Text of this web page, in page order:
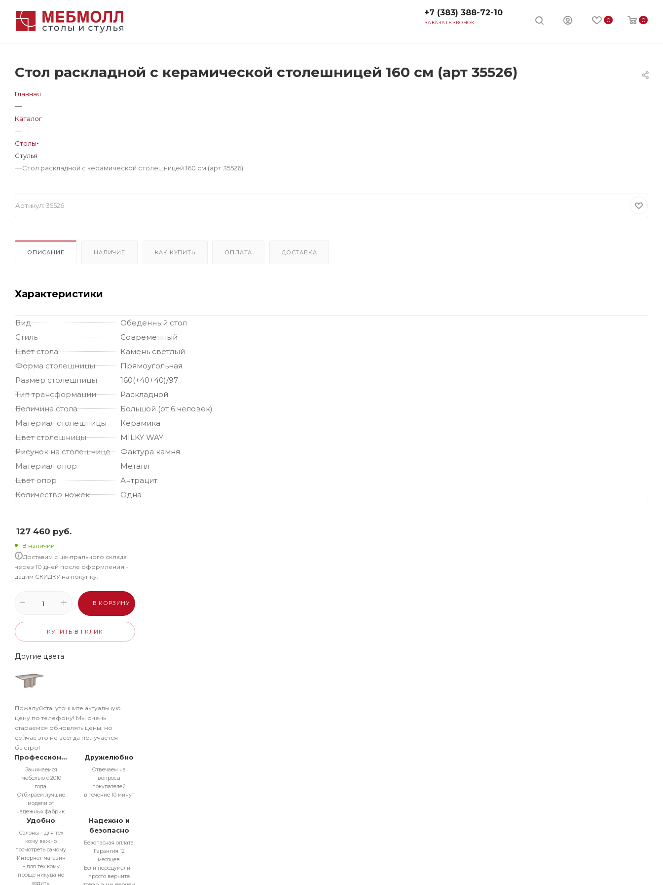
0 0
+7 (383) 388-72-10
ЗАКАЗАТЬ ЗВОНОК
Стол раскладной с керамической столешницей 160 см (арт 35526)
Главная
—
Каталог
—
Столы
Стулья
—Стол раскладной с керамической столешницей 160 см (арт 35526)
Артикул: 35526
ОПИСАНИЕ НАЛИЧИЕ КАК КУПИТЬ ОПЛАТА ДОСТАВКА
Характеристики
Вид
Обеденный стол
Стиль
Современный
Цвет стола
Камень светлый
Форма столешницы
Прямоугольная
Размер столешницы
160(+40+40)/97
Тип трансформации
Раскладной
Величина стола
Большой (от 6 человек)
Материал столешницы
Керамика
Цвет столешницы
MILKY WAY
Рисунок на столешнице
Фактура камня
Материал опор
Металл
Цвет опор
Антрацит
Количество ножек
Одна
127 460 руб.
В наличии
Доставим с центрального склада
через 10 дней после оформления -
дадим СКИДКУ на покупку.
В КОРЗИНУ
КУПИТЬ В 1 КЛИК
Другие цвета
Пожалуйста, уточните актуальную
цену по телефону! Мы очень
стараемся обновлять цены, но
сейчас это не всегда получается
быстро!
Профессионально
Занимаемся
мебелью с 2010
года.
Отбираем лучшие
модели от
надежных фабрик.
Дружелюбно
Отвечаем на
вопросы
покупателей
в течение 10 минут
Удобно
Салоны – для тех
кому важно
посмотреть самому.
Интернет магазин
– для тех кому
проще никуда не
ходить.
Надежно и
безопасно
Безопасная оплата.
Гарантия 12
месяцев.
Если передумали –
просто верните